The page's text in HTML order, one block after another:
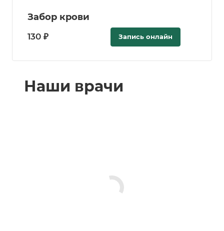
Забор крови
130 ₽ Запись онлайн
Наши врачи